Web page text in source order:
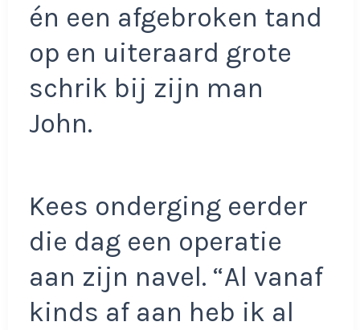
én een afgebroken tand
op en uiteraard grote
schrik bij zijn man
John.
Kees onderging eerder
die dag een operatie
aan zijn navel. “Al vanaf
kinds af aan heb ik al